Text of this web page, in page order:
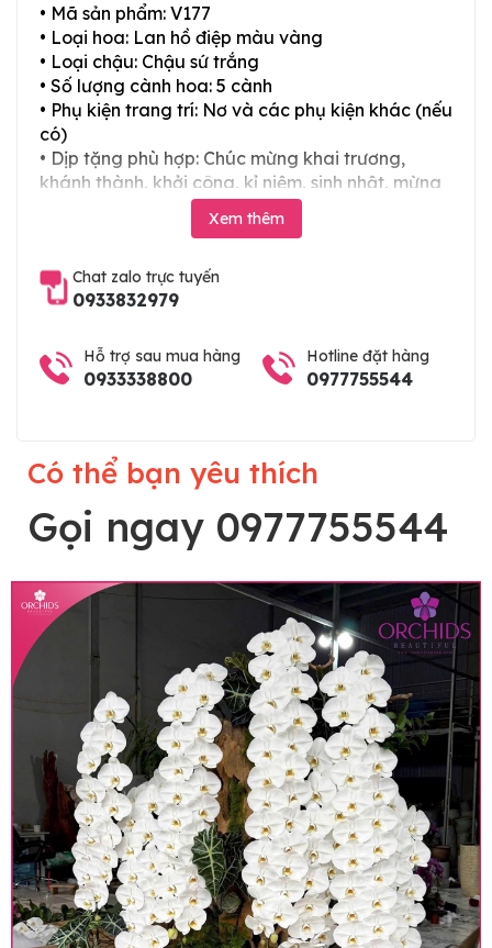
• Mã sản phẩm: V177
• Loại hoa: Lan hồ điệp màu vàng
• Loại chậu: Chậu sứ trắng
• Số lượng cành hoa: 5 cành
• Phụ kiện trang trí: Nơ và các phụ kiện khác (nếu
có)
• Dịp tặng phù hợp: Chúc mừng khai trương,
khánh thành, khởi công, kỉ niệm, sinh nhật, mừng
thọ, mừng cưới, tân gia và các ngày lễ tết trong
Lưu ý trước khi đặt hàng
• Về cây hoa: Một chậu hoa lan hồ điệp đẹp và
hoàn chỉnh sẽ được phối ghép từ nhiều cây hoa
và tạo dáng hoàn toàn thủ công nên có thể sẽ
khác nhau đôi chút giữa sản phẩm thực tế và
Xem thêm
Chat zalo trực tuyến
0933832979
Hỗ trợ sau mua hàng
0933338800
Hotline đặt hàng
0977755544
Có thể bạn yêu thích
Gọi ngay 0977755544